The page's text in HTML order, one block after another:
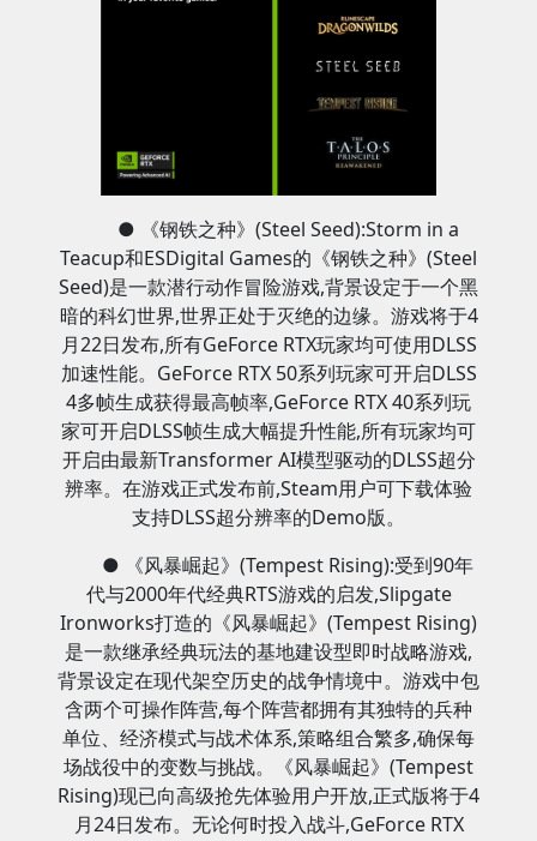
● 《钢铁之种》(Steel Seed):Storm in a
Teacup和ESDigital Games的《钢铁之种》(Steel
Seed)是一款潜行动作冒险游戏,背景设定于一个黑
暗的科幻世界,世界正处于灭绝的边缘。游戏将于4
月22日发布,所有GeForce RTX玩家均可使用DLSS
加速性能。GeForce RTX 50系列玩家可开启DLSS
4多帧生成获得最高帧率,GeForce RTX 40系列玩
家可开启DLSS帧生成大幅提升性能,所有玩家均可
开启由最新Transformer AI模型驱动的DLSS超分
辨率。在游戏正式发布前,Steam用户可下载体验
支持DLSS超分辨率的Demo版。
● 《风暴崛起》(Tempest Rising):受到90年
代与2000年代经典RTS游戏的启发,Slipgate
Ironworks打造的《风暴崛起》(Tempest Rising)
是一款继承经典玩法的基地建设型即时战略游戏,
背景设定在现代架空历史的战争情境中。游戏中包
含两个可操作阵营,每个阵营都拥有其独特的兵种
单位、经济模式与战术体系,策略组合繁多,确保每
场战役中的变数与挑战。《风暴崛起》(Tempest
Rising)现已向高级抢先体验用户开放,正式版将于4
月24日发布。无论何时投入战斗,GeForce RTX